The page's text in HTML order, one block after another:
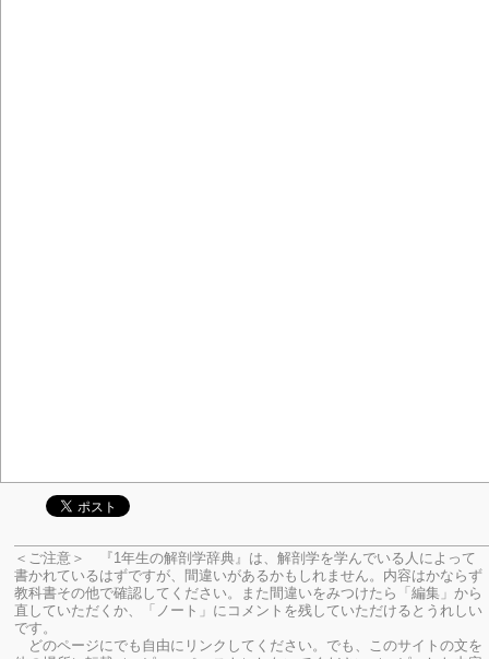
＜ご注意＞ 『1年生の解剖学辞典』は、解剖学を学んでいる人によって
書かれているはずですが、間違いがあるかもしれません。内容はかならず
教科書その他で確認してください。
また間違いをみつけたら「編集」から
直していただくか、「ノート」にコメントを残していただけるとうれしい
です。
どのページにでも自由にリンクしてください。でも、このサイトの文を